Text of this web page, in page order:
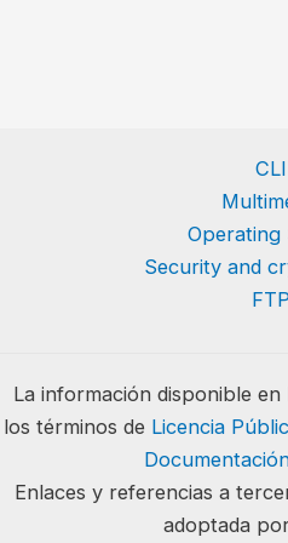
CLI
Operating
Security and
FTP
La información disponible
los términos de Licencia
Enlaces y referencias a
adoptada